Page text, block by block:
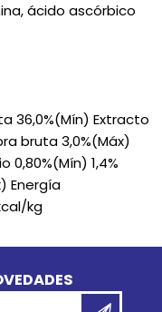
ácido ascórbico
36,0%(Mín) Extracto
bruta 3,0%(Máx)
0,80%(Mín) 1,4%
Energía
kg